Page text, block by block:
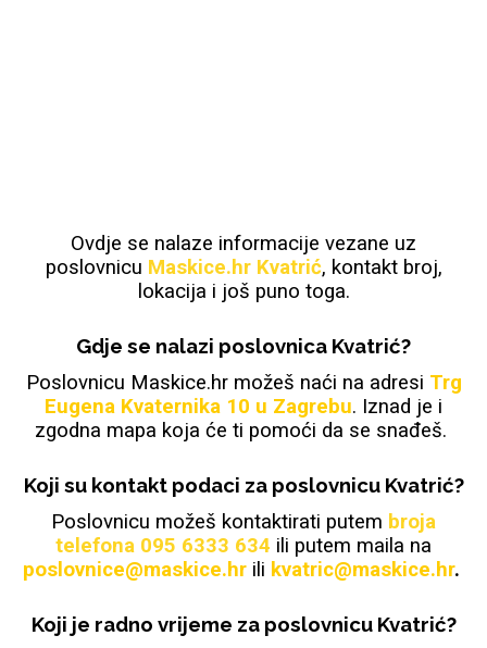
Ovdje se nalaze informacije vezane uz
poslovnicu Maskice.hr Kvatrić, kontakt broj,
lokacija i još puno toga.
Gdje se nalazi poslovnica Kvatrić?
Poslovnicu Maskice.hr možeš naći na adresi Trg
Eugena Kvaternika 10 u Zagrebu. Iznad je i
zgodna mapa koja će ti pomoći da se snađeš.
Koji su kontakt podaci za poslovnicu Kvatrić?
Poslovnicu možeš kontaktirati putem broja
telefona 095 6333 634 ili putem maila na
poslovnice@maskice.hr ili kvatric@maskice.hr.
Koji je radno vrijeme za poslovnicu Kvatrić?
Croatos Najprodavanije - TOP 100
Gym Unicorn kolekcija
Sleng Feel Good
Punjači za mobitel Spigen maskice
Univerzalno kaljeno staklo
Univerzalne futrole i
maskice
Sony
Ostali držači
AUX kablovi Adapteri za mobitel